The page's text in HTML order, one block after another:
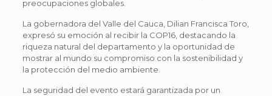
preocupaciones globales.
La gobernadora del Valle del Cauca, Dilian Francisca Toro,
expresó su emoción al recibir la COP16, destacando la
riqueza natural del departamento y la oportunidad de
mostrar al mundo su compromiso con la sostenibilidad y
la protección del medio ambiente.
La seguridad del evento estará garantizada por un